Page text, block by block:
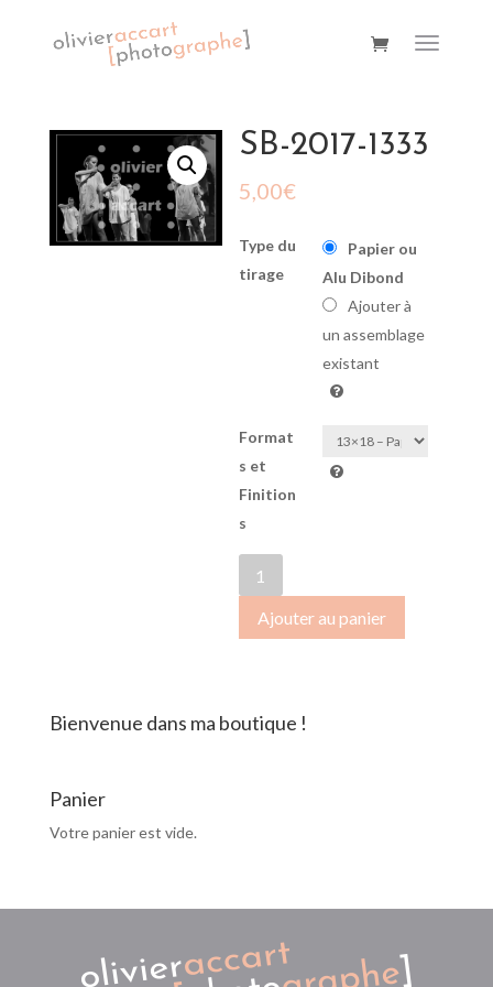
SB-2017-1333
5,00€
Type du
tirage
Papier ou
Alu Dibond
Ajouter à
un assemblage
existant
Format
s et
Finition
s
de
SB-
2017-
Ajouter au panier
Bienvenue dans ma boutique !
Panier
Votre panier est vide.